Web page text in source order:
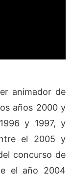
animador de
años 2000 y
y 1997, y
el 2005 y
concurso de
el año 2004